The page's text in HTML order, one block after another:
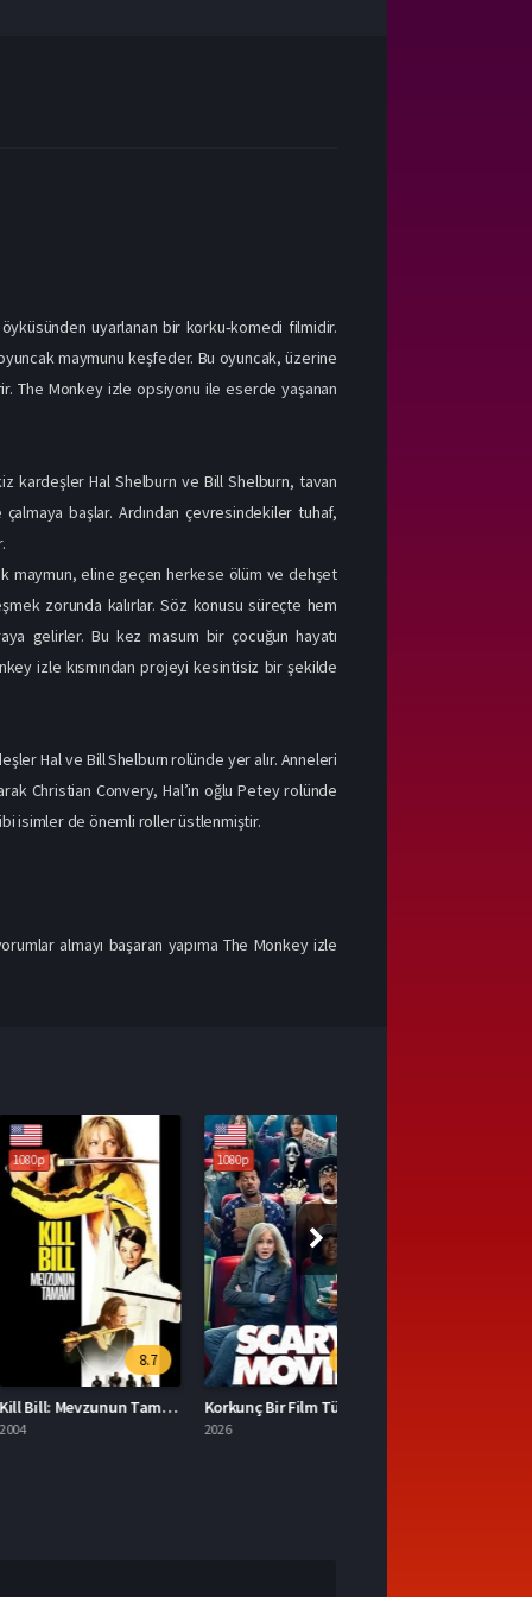
uyarlanan bir korku‑komedi filmidir.
maymunu keşfeder. Bu oyuncak, üzerine
The Monkey izle opsiyonu ile eserde yaşanan
kardeşler Hal Shelburn ve Bill Shelburn, tavan
başlar. Ardından çevresindekiler tuhaf,
maymun, eline geçen herkese ölüm ve dehşet
zorunda kalırlar. Söz konusu süreçte hem
gelirler. Bu kez masum bir çocuğun hayatı
izle kısmından projeyi kesintisiz bir şekilde
Hal ve Bill Shelburn rolünde yer alır. Anneleri
Christian Convery, Hal’in oğlu Petey rolünde
isimler de önemli roller üstlenmiştir.
almayı başaran yapıma The Monkey izle
8.7
Kill Bill: Mevzunun Tamamı Türkçe Dublaj İzle
5.3
Korkunç Bir Film Türkçe Dublaj İzle